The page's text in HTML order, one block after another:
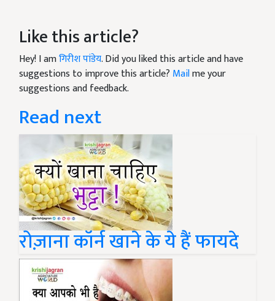
Like this article?
Hey! I amगिरीश पांडेय. Did you liked this article and have
suggestions to improve this article? Mailme your
suggestions and feedback.
Read next
रोज़ाना कॉर्न खाने के ये हैं फायदे